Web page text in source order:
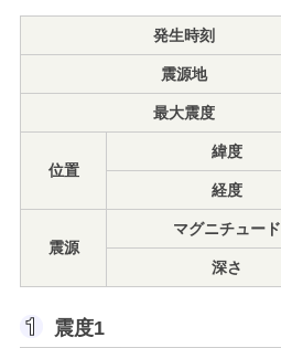
発生時刻
震源地
最大震度
位置
緯度
経度
震源
マグニチュード
深さ
震度1